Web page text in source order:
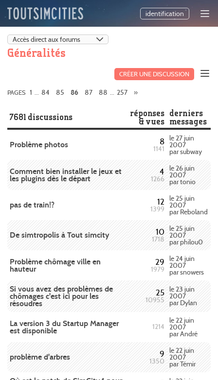
identification
Généralités
CRÉER UNE DISCUSSION
PAGES 1 ... 84 85 86 87 88 ... 257 »
7681 discussions
réponses
& vues
derniers
messages
Problème photos 8
1141
le 27 juin
2007
par subway
Comment bien installer le jeux et
les plugins dès le départ
4
1266
le 26 juin
2007
par tonio
pas de train!? 12
1399
le 25 juin
2007
par Reboland
De simtropolis à Tout simcity 10
1718
le 25 juin
2007
par philou0
Problème chômage ville en
hauteur
29
1979
le 24 juin
2007
par snowers
Si vous avez des problèmes de
chômages c'est ici pour les
résoudres
25
10955
le 23 juin
2007
par Dylan
La version 3 du Startup Manager
est disponible 1214
le 22 juin
2007
par André
problème d'arbres 9
1350
le 22 juin
2007
par Témir